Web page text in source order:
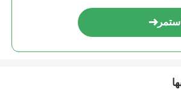
استمر